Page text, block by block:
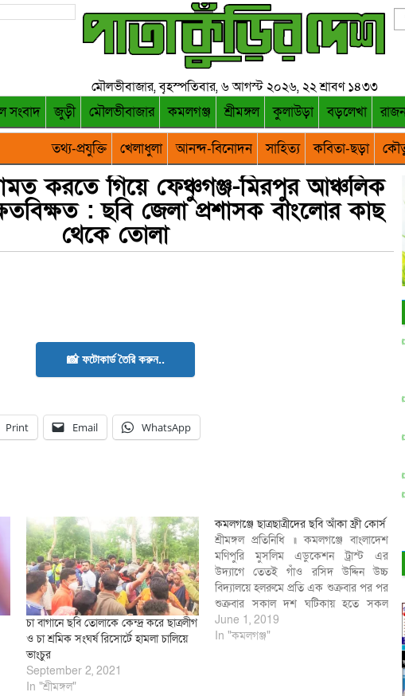
মৌলভীবাজার, বৃহস্পতিবার, ৬ আগস্ট ২০২৬, ২২ শ্রাবণ ১৪৩৩
সংবাদ জুড়ী মৌলভীবাজার কমলগঞ্জ শ্রীমঙ্গল কুলাউড়া বড়লেখা
তথ্য-প্রযুক্তি
খেলাধুলা আনন্দ-বিনোদন সাহিত্য কবিতা-ছড়া
করতে গিয়ে ফেঞ্চুগঞ্জ-মিরপুর আঞ্চলিক
: ছবি জেলা প্রশাসক বাংলোর কাছ
থেকে তোলা
📸 ফটোকার্ড তৈরি করুন..
Print Email WhatsApp
চা বাগানে ছবি তোলাকে কেন্দ্র করে ছাত্রলীগ
ও চা শ্রমিক সংঘর্ষ রিসোর্টে হামলা চালিয়ে
ভাংচুর
September 2, 2021
In "শ্রীমঙ্গল"
কমলগঞ্জে ছাত্রছাত্রীদের ছবি আঁকা ফ্রী কোর্স
শ্রীমঙ্গল প্রতিনিধি ॥ কমলগঞ্জে বাংলাদেশ
মণিপুরি মুসলিম এডুকেশন ট্রাস্ট এর
উদ্যাগে তেতই গাঁও রসিদ উদ্দিন উচ্চ
বিদ্যালয়ে হলরুমে প্রতি এক শুক্রবার পর পর
শুক্রবার সকাল দশ ঘটিকায় হতে সকল
শ্রেনী ছাত্রছাত্রীদের ফ্রী ছবি আঁকা প্রশিক্ষণ
হচ্ছে। এই কোর্সে প্রশিক্ষক হিসাবে রয়েছে
June 1, 2019
In "কমলগঞ্জ"